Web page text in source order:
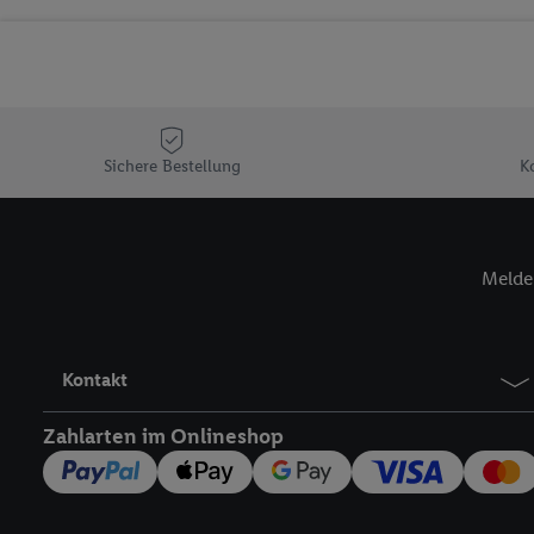
Sichere Bestellung
Kontakt
Zahlarten im Onlineshop
Sofern Sie hier Ihre
Plus-Konto einloggen,
zu erstellen (die
können, um Sie in
Hierzu wird von uns
Zudem erlauben Sie
den Lidl-Diensten
Wenn das der Fall ist,
Kundenkonto-
Insbesondere können
Nutzung der Utiq-
widerrufen - jederzeit
Telekommunikations-